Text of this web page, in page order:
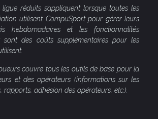
réduits s’appliquent lorsque toutes les
utilisent CompuSport pour gérer leurs
hebdomadaires et les fonctionnalités
sont des coûts supplémentaires pour les
couvre tous les outils de base pour la
et des opérateurs (informations sur les
rapports, adhésion des opérateurs, etc.).